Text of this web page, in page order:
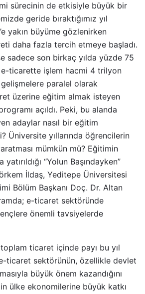
sürecinin de etkisiyle büyük bir
geride bıraktığımız yıl
yakın büyüme gözlenirken
daha fazla tercih etmeye başladı.
sadece son birkaç yılda yüzde 75
ticarette işlem hacmi 4 trilyon
paralel olarak
üzerine eğitim almak isteyen
açıldı. Peki, bu alanda
adaylar nasıl bir eğitim
Üniversite yıllarında öğrencilerin
mümkün mü? Eğitimin
“Yolun Başındayken”
İldaş, Yeditepe Üniversitesi
Bölüm Başkanı Doç. Dr. Altan
e-ticaret sektöründe
önemli tavsiyelerde
ticaret içinde payı bu yıl
ticaret sektörünün, özellikle devlet
büyük önem kazandığını
ülke ekonomilerine büyük katkı